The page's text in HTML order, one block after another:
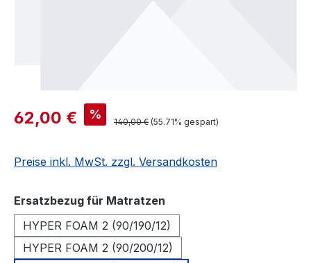
62,00 € %
140,00 € (55.71% gespart)
Preise inkl. MwSt. zzgl. Versandkosten
Ersatzbezug für Matratzen
HYPER FOAM 2 (90/190/12)
HYPER FOAM 2 (90/200/12)